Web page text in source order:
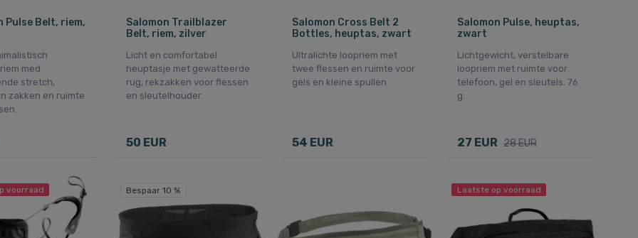
Pulse Belt, riem,
med
stretch,
zakken en ruimte
Salomon Trailblazer
Belt, riem, zilver
Licht en comfortabel
heuptasje met gewatteerde
rug, rekzakken voor flessen
en sleutelhouder.
50 EUR
Salomon Cross Belt 2
Bottles, heuptas, zwart
Ultralichte loopriem met
twee flessen en ruimte voor
gels en kleine spullen.
54 EUR
Salomon Pulse, heuptas,
zwart
Lichtgewicht, verstelbare
loopriem met ruimte voor
telefoon, gel en sleutels. 76
g.
27 EUR 28 EUR
voorraad Bespaar 10 % Laatste op voorraad